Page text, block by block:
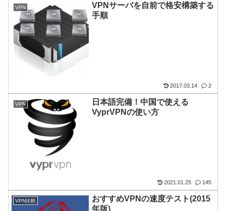
VPN
VPNサーバを自前で格安構築する
手順
2017.03.14 2
VPN
日本語完備！中国で使える
VyprVPNの使い方
2021.01.25 145
VPN比較
おすすめVPNの速度テスト(2015
年版)